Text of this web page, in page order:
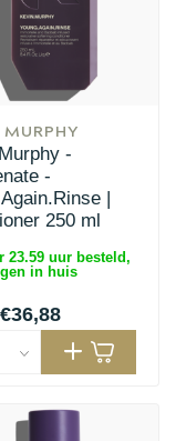
-
-
|
250 ml
23.59 uur besteld,
in huis
€36,88